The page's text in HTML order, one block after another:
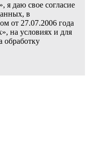
я даю свое согласие
в
от 27.07.2006 года
на условиях и для
обработку